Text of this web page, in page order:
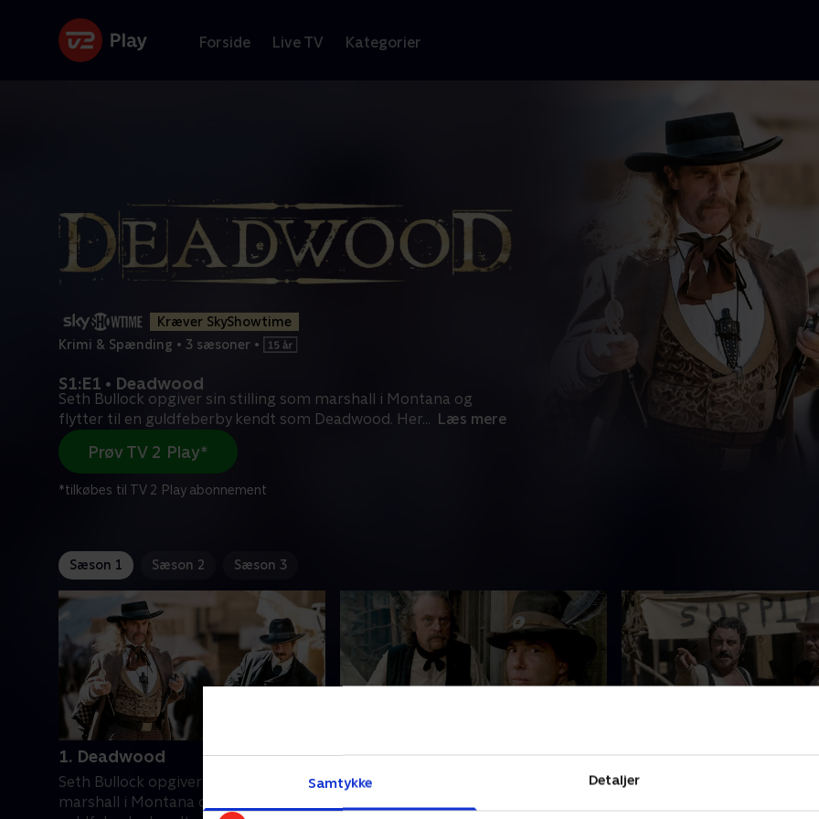
Samtykke Detaljer
Forside Live TV Kategorier
Kræver SkyShowtime
Krimi & Spænding • 3 sæsoner •
S1:E1 • Deadwood
Seth Bullock opgiver sin stilling som marshall i Montana og
flytter til en guldfeberby kendt som Deadwood. Her... Læs mere
Prøv TV 2 Play*
*tilkøbes til TV 2 Play abonnement
Sæson 1 Sæson 2 Sæson 3
1. Deadwood
Seth Bullock opgiver sin stilling som
marshall i Montana og flytter til en
2. Deep Water
Der opstår mistanke om, at
Swearengen får